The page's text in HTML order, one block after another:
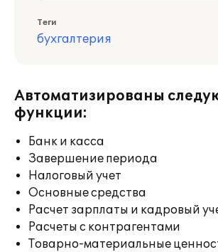
Теги
бухгалтерия
Автоматизированы
функции:
Банк и касса
Завершение периода
Налоговый учет
Основные средства
Расчет зарплаты и кадровый
Расчеты с контрагентами
Товарно-материальные